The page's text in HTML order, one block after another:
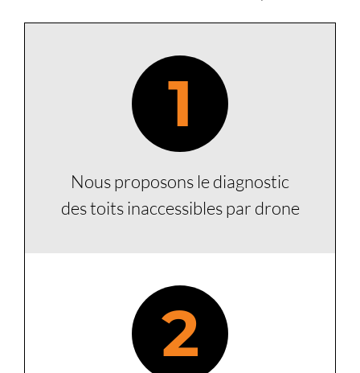
1
Nous proposons le diagnostic
des toits inaccessibles par drone
2